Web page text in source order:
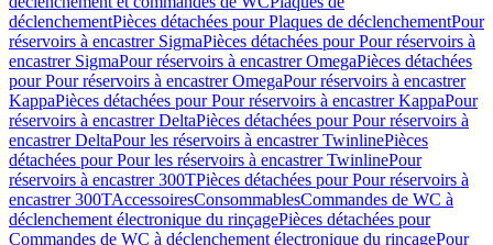
déclenchementPièces détachées pour Plaques de déclenchementPour
réservoirs à encastrer SigmaPièces détachées pour Pour réservoirs à
encastrer SigmaPour réservoirs à encastrer OmegaPièces détachées
pour Pour réservoirs à encastrer OmegaPour réservoirs à encastrer
KappaPièces détachées pour Pour réservoirs à encastrer KappaPour
réservoirs à encastrer DeltaPièces détachées pour Pour réservoirs à
encastrer DeltaPour les réservoirs à encastrer TwinlinePièces
détachées pour Pour les réservoirs à encastrer TwinlinePour
réservoirs à encastrer 300TPièces détachées pour Pour réservoirs à
encastrer 300TAccessoiresConsommablesCommandes de WC à
déclenchement électronique du rinçagePièces détachées pour
Commandes de WC à déclenchement électronique du rinçagePour